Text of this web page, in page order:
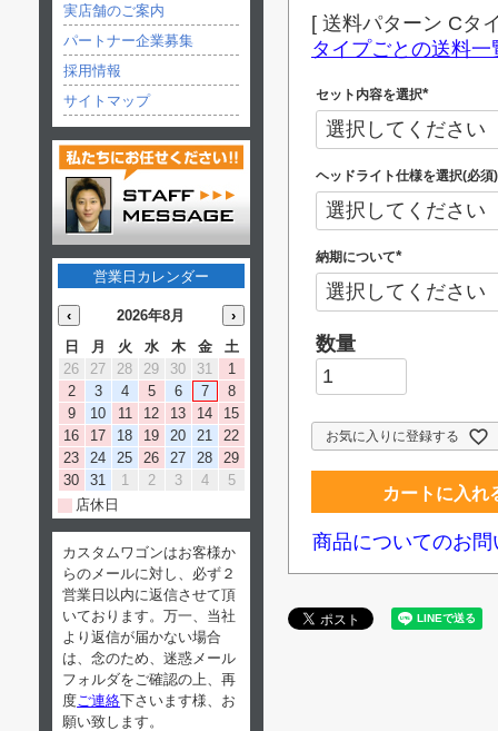
実店舗のご案内
パートナー企業募集
採用情報
サイトマップ
営業日カレンダー
‹ 2026年8月
›
日
月 火 水 木 金
土
26
27 28 29 30 31
1
2
3 4 5 6 7
8
9
10 11 12 13 14
15
16
17 18 19 20 21
22
23
24 25 26 27 28
29
30
31 1 2 3 4
5
店休日
カスタムワゴンはお客様か
らのメールに対し、必ず２
営業日以内に返信させて頂
いております。万一、当社
より返信が届かない場合
は、念のため、迷惑メール
フォルダをご確認の上、再
度 ご連絡下さいます様、お
願い致します。
送料パターン Cタ
タイプごとの送料一
セット内容を選択
(
必
須
)
ヘッドライト仕様を選択(必須)
納期について
(
必
須
)
お気に入りに登録する
カートに入れ
商品についてのお問